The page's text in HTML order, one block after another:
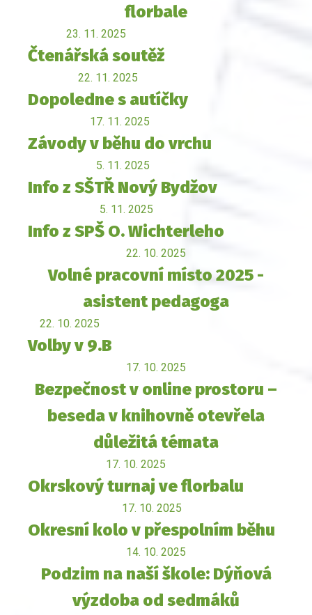
florbale
23. 11. 2025
Čtenářská soutěž
22. 11. 2025
Dopoledne s autíčky
17. 11. 2025
Závody v běhu do vrchu
5. 11. 2025
Info z SŠTŘ Nový Bydžov
5. 11. 2025
Info z SPŠ O. Wichterleho
22. 10. 2025
Volné pracovní místo 2025 -
asistent pedagoga
22. 10. 2025
Volby v 9.B
17. 10. 2025
Bezpečnost v online prostoru –
beseda v knihovně otevřela
důležitá témata
17. 10. 2025
Okrskový turnaj ve florbalu
17. 10. 2025
Okresní kolo v přespolním běhu
14. 10. 2025
Podzim na naší škole: Dýňová
výzdoba od sedmáků